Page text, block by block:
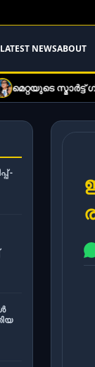
LATEST NEWSABOUT
ഗ്ലാസുകൾ ഇനി
-